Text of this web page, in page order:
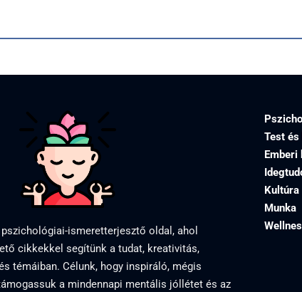
ismeretterjesztő oldal, ahol
cikkekkel segítünk a tudat, kreativitás,
témáiban. Célunk, hogy inspiráló, mégis
a mindennapi mentális jóllétet és az
Test
Emberi
Kultúra
Munka